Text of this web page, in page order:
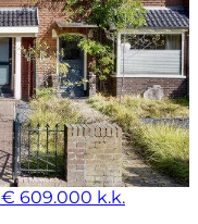
€ 609.000 k.k.